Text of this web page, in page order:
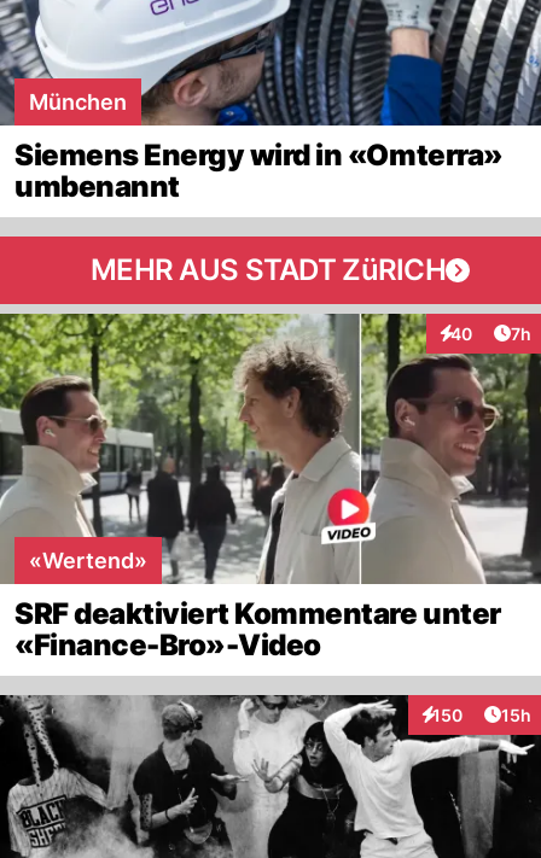
München
Siemens Energy wird in «Omterra»
umbenannt
MEHR AUS STADT ZüRICH
40
Interaktionen
7h
«Wertend»
SRF deaktiviert Kommentare unter
«Finance-Bro»-Video
150
Interaktionen
15h